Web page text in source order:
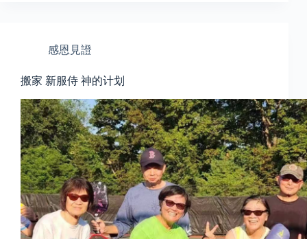
感恩見證
搬家 新服侍 神的计划